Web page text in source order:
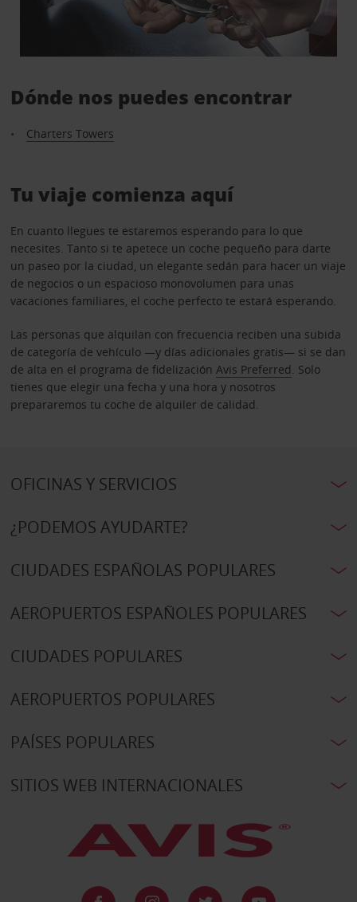
Dónde nos puedes encontrar
Charters Towers
Tu viaje comienza aquí
En cuanto llegues te estaremos esperando para lo que
necesites. Tanto si te apetece un coche pequeño para darte
un paseo por la ciudad, un elegante sedán para hacer un viaje
de negocios o un espacioso monovolumen para unas
vacaciones familiares, el coche perfecto te estará esperando.
Las personas que alquilan con frecuencia reciben una subida
de categoría de vehículo —y días adicionales gratis— si se dan
de alta en el programa de fidelización Avis Preferred. Solo
tienes que elegir una fecha y una hora y nosotros
prepararemos tu coche de alquiler de calidad.
OFICINAS Y SERVICIOS
¿PODEMOS AYUDARTE?
CIUDADES ESPAÑOLAS POPULARES
AEROPUERTOS ESPAÑOLES POPULARES
CIUDADES POPULARES
AEROPUERTOS POPULARES
PAÍSES POPULARES
SITIOS WEB INTERNACIONALES